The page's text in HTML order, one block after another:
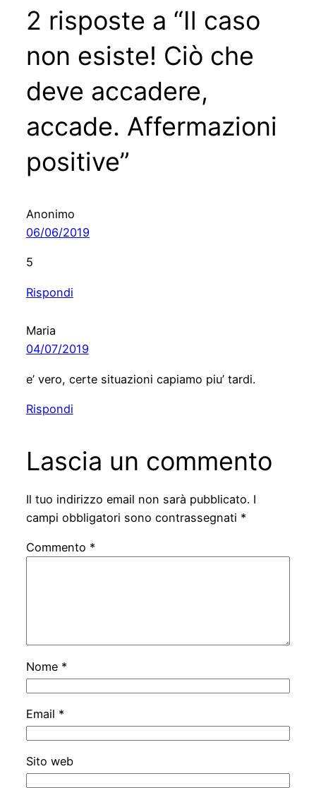
2 risposte a “Il caso
non esiste! Ciò che
deve accadere,
accade. Affermazioni
positive”
Anonimo
06/06/2019
5
Rispondi
Maria
04/07/2019
e’ vero, certe situazioni capiamo piu’ tardi.
Rispondi
Lascia un commento
Il tuo indirizzo email non sarà pubblicato. I
campi obbligatori sono contrassegnati *
Commento *
Nome *
Email *
Sito web